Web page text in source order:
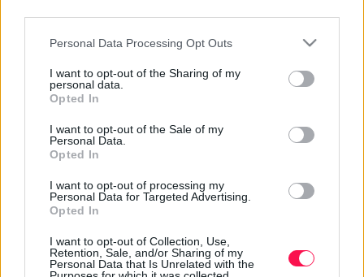
Please note that this website/app uses one or more Google
not limited to your visit or usage behaviour. You may click to
grant or deny consent to Google and its third-party tags to
use your data for below specified purposes in below Google
consent section.
Personal Data Processing Opt Outs
I want to opt-out of the Sharing of my
personal data.
Opted In
I want to opt-out of the Sale of my
Personal Data.
Opted In
I want to opt-out of processing my
Personal Data for Targeted Advertising.
Opted In
I want to opt-out of Collection, Use,
Retention, Sale, and/or Sharing of my
Personal Data that Is Unrelated with the
Napozás és strandolás pocakosan
Nyaralás, napozás, fürdés, úszás? Le kell mondanunk
minderről a terhesség alatt? Természetesen nem! Ha
odafigyelünk néhány apróságra, várandósságunk alatt
is élvezhetjük a nyári örömöket.
Tovább olvasom »
9. hét